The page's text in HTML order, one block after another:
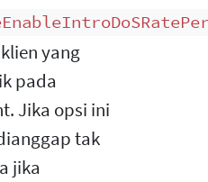
yang
pada
Jika opsi ini
tak
jika